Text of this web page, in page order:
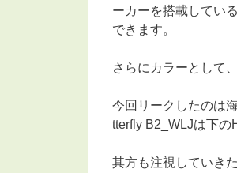
ーカーを搭載してい
できます。
さらにカラーとして
今回リークしたのは
tterfly B2_WLJは下の
其方も注視していき